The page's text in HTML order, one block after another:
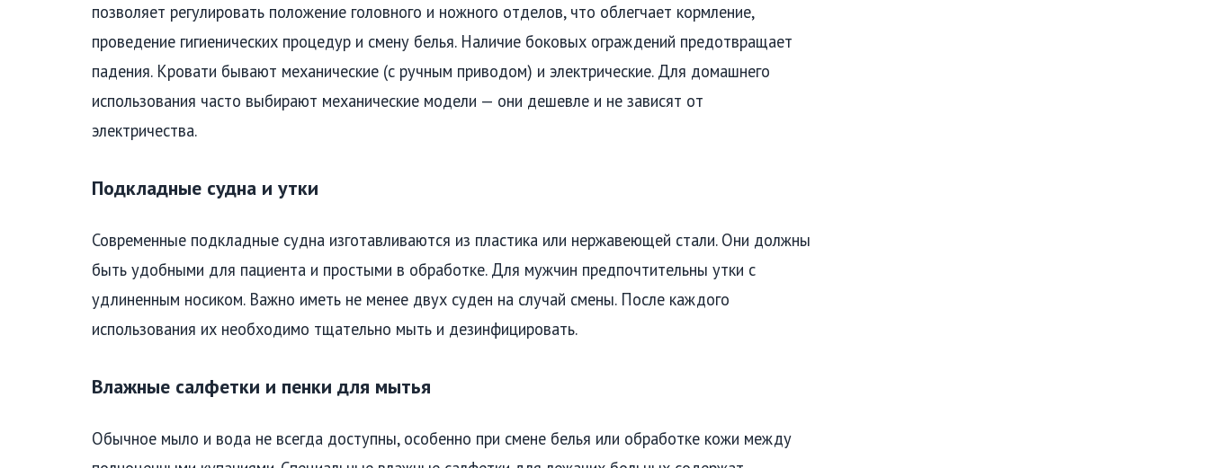
позволяет регулировать положение головного и ножного отделов, что облегчает кормление,
проведение гигиенических процедур и смену белья. Наличие боковых ограждений предотвращает
падения. Кровати бывают механические (с ручным приводом) и электрические. Для домашнего
использования часто выбирают механические модели — они дешевле и не зависят от
электричества.
Подкладные судна и утки
Современные подкладные судна изготавливаются из пластика или нержавеющей стали. Они должны
быть удобными для пациента и простыми в обработке. Для мужчин предпочтительны утки с
удлиненным носиком. Важно иметь не менее двух суден на случай смены. После каждого
использования их необходимо тщательно мыть и дезинфицировать.
Влажные салфетки и пенки для мытья
Обычное мыло и вода не всегда доступны, особенно при смене белья или обработке кожи между